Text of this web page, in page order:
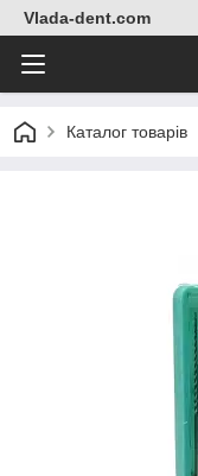
Vlada-dent.com
Каталог товарів